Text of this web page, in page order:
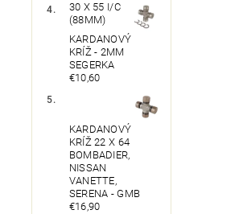
30 X 55 I/C
(88MM)
KARDANOVÝ
KRÍŽ - 2MM
SEGERKA
€10,60
KARDANOVÝ
KRÍŽ 22 X 64
BOMBADIER,
NISSAN
VANETTE,
SERENA - GMB
€16,90